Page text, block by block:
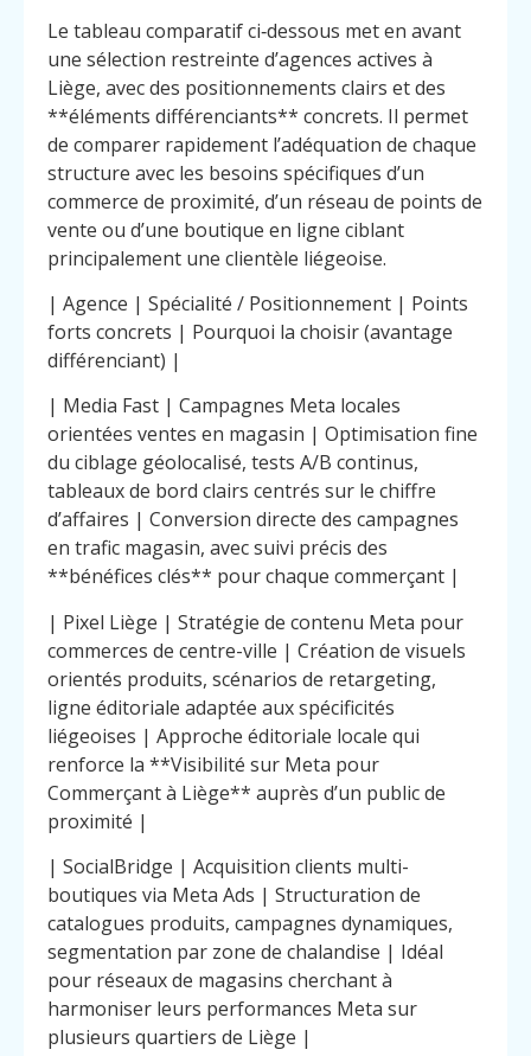
Le tableau comparatif ci‑dessous met en avant
une sélection restreinte d’agences actives à
Liège, avec des positionnements clairs et des
**éléments différenciants** concrets. Il permet
de comparer rapidement l’adéquation de chaque
structure avec les besoins spécifiques d’un
commerce de proximité, d’un réseau de points de
vente ou d’une boutique en ligne ciblant
principalement une clientèle liégeoise.
| Agence | Spécialité / Positionnement | Points
forts concrets | Pourquoi la choisir (avantage
différenciant) |
| Media Fast | Campagnes Meta locales
orientées ventes en magasin | Optimisation fine
du ciblage géolocalisé, tests A/B continus,
tableaux de bord clairs centrés sur le chiffre
d’affaires | Conversion directe des campagnes
en trafic magasin, avec suivi précis des
**bénéfices clés** pour chaque commerçant |
| Pixel Liège | Stratégie de contenu Meta pour
commerces de centre-ville | Création de visuels
orientés produits, scénarios de retargeting,
ligne éditoriale adaptée aux spécificités
liégeoises | Approche éditoriale locale qui
renforce la **Visibilité sur Meta pour
Commerçant à Liège** auprès d’un public de
proximité |
| SocialBridge | Acquisition clients multi-
boutiques via Meta Ads | Structuration de
catalogues produits, campagnes dynamiques,
segmentation par zone de chalandise | Idéal
pour réseaux de magasins cherchant à
harmoniser leurs performances Meta sur
plusieurs quartiers de Liège |